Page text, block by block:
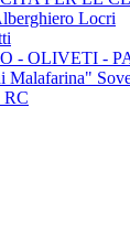
Locri
- OLIVETI -
Malafarina"
RC